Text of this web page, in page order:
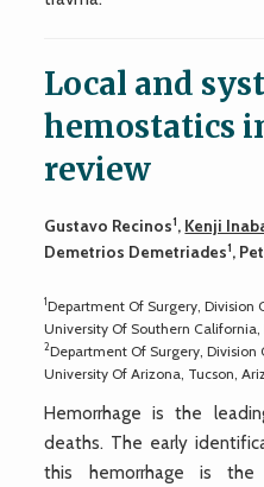
Local and
hemostatics
review
Gustavo Recinos1, Kenji
Demetrios Demetriades1,
1Department Of Surgery, Division
University Of Southern
2Department Of Surgery, Division
University Of Arizona, Tucson,
Hemorrhage is the
deaths. The early
this hemorrhage is